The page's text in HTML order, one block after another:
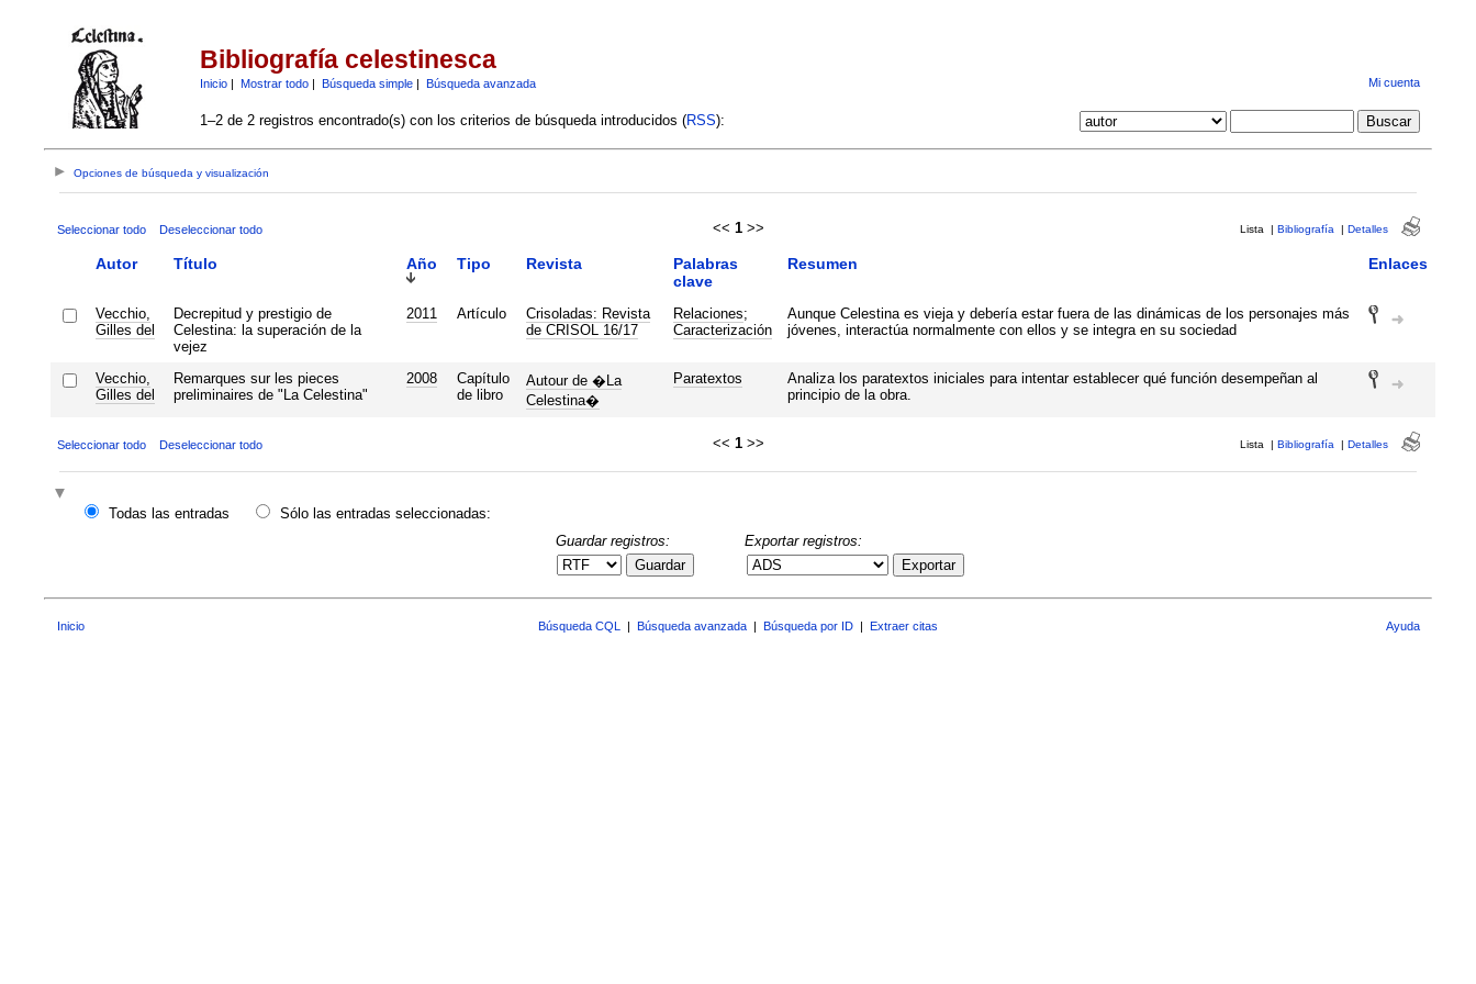
Bibliografía celestinesca
Inicio| Mostrar todo| Búsqueda simple| Búsqueda avanzada Mi cuenta
1–2 de 2 registros encontrado(s) con los criterios de búsqueda introducidos (RSS):
Opciones de búsqueda y visualización
Seleccionar todo Deseleccionar todo << 1 >> Lista | Bibliografía | Detalles
Autor Título Año Tipo Revista
Palabras
clave
Resumen Enlaces
Vecchio,
Gilles del
Decrepitud y prestigio de
Celestina: la superación de la
vejez
2011 Artículo
Crisoladas: Revista
de CRISOL 16/17
Relaciones;
Caracterización
Aunque Celestina es vieja y debería estar fuera de las dinámicas de los personajes más
jóvenes, interactúa normalmente con ellos y se integra en su sociedad
Vecchio,
Gilles del
Remarques sur les pieces
preliminaires de "La Celestina"
2008
Capítulo
de libro
Autour de �La
Celestina�
Paratextos
Analiza los paratextos iniciales para intentar establecer qué función desempeñan al
principio de la obra.
Seleccionar todo Deseleccionar todo << 1 >> Lista | Bibliografía | Detalles
Todas las entradas
Sólo las entradas seleccionadas:
Guardar registros:
Guardar
Exportar registros:
Exportar
Inicio Búsqueda CQL Búsqueda avanzada Búsqueda por ID Extraer citas Ayuda